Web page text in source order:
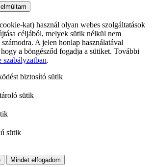
elmúltam
kat) használ olyan webes szolgáltatások
céljából, melyek sütik nélkül nem
A jelen honlap használatával
a böngésződ fogadja a sütiket. További
szabályzatban.
biztosító sütik
sütik
sütik
Mindet elfogadom